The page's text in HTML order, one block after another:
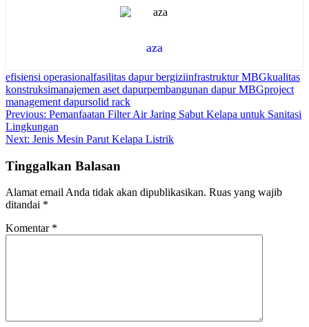
aza
efisiensi operasionalfasilitas dapur bergiziinfrastruktur MBGkualitas
konstruksimanajemen aset dapurpembangunan dapur MBGproject
management dapursolid rack
Navigasi
pos
Previous: Pemanfaatan Filter Air Jaring Sabut Kelapa untuk Sanitasi
Lingkungan
Next: Jenis Mesin Parut Kelapa Listrik
Tinggalkan Balasan
Alamat email Anda tidak akan dipublikasikan. Ruas yang wajib
ditandai *
Komentar *